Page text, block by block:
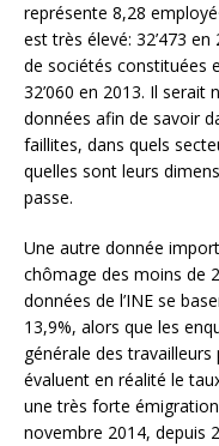
représente 8,28
est très élevé: 32’473
de sociétés constituées
32’060 en 2013. Il serait
données afin de savoir
faillites, dans quels
quelles sont leurs
passe.
Une autre donnée
chômage des moins de
données de l’INE se
13,9%, alors que les
générale des travailleurs
évaluent en réalité le
une très forte
novembre 2014, depuis